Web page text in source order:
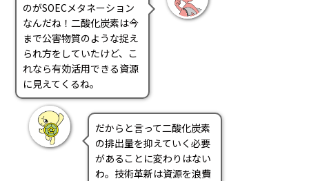
のがSOECメタネーション
なんだね！二酸化炭素は今
まで公害物質のような捉え
られ方をしていたけど、こ
れなら有効活用できる資源
に見えてくるね。
だからと言って二酸化炭素
の排出量を抑えていく必要
があることに変わりはない
わ。技術革新は資源を浪費